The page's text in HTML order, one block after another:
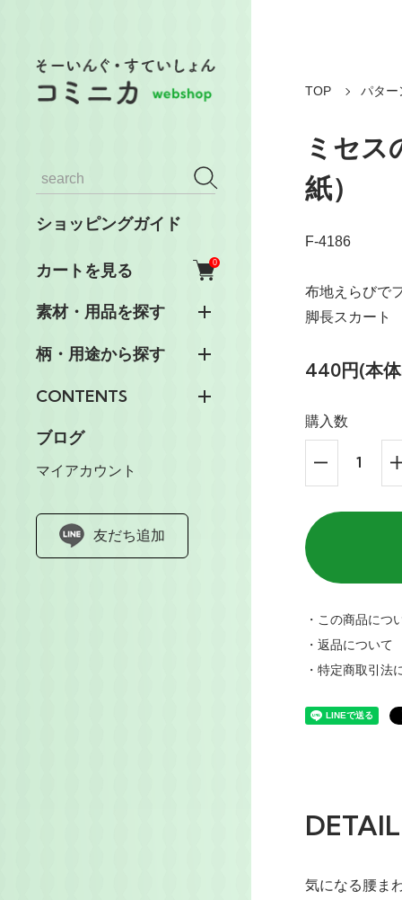
ショッピングガイド
カートを見る 0
素材・用品を探す
柄・用途から探す
CONTENTS
ブログ
マイアカウント
友だち追加
TOP パター
ミセス
紙）
F-4186
布地えらびで
脚長スカート
440円(本
購入数
・この商品につ
・返品について
・特定商取引法
DETAIL
気になる腰ま